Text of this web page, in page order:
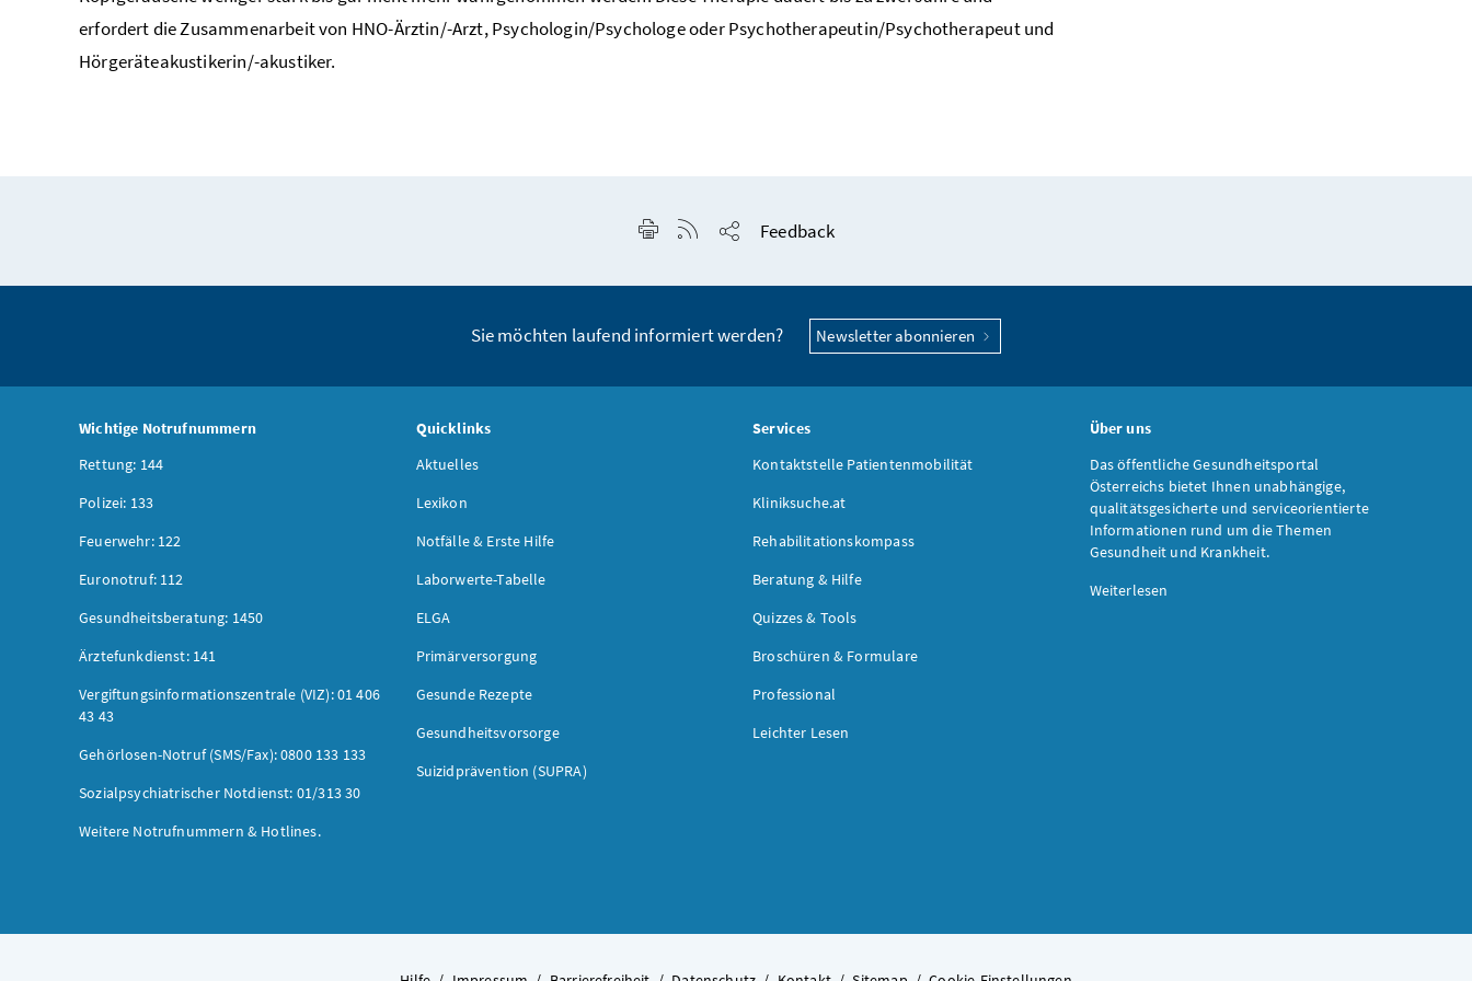
erfordert die Zusammenarbeit von HNO-Ärztin/-Arzt, Psychologin/Psychologe oder Psychotherapeutin/Psychotherapeut und
Hörgeräteakustikerin/-akustiker.
Seite drucken
RSS-Feed anzeigen
Feedback
Sie möchten laufend informiert werden? Newsletter abonnieren
Wichtige Notrufnummern
Rettung: 144
Polizei: 133
Feuerwehr: 122
Euronotruf: 112
Gesundheitsberatung: 1450
Ärztefunkdienst: 141
Vergiftungsinformationszentrale (VIZ): 01 406
43 43
Gehörlosen-Notruf (SMS/Fax): 0800 133 133
Sozialpsychiatrischer Notdienst: 01/313 30
Weitere Notrufnummern & Hotlines.
Quicklinks
Aktuelles
Lexikon
Notfälle & Erste Hilfe
Laborwerte-Tabelle
ELGA
Primärversorgung
Gesunde Rezepte
Gesundheitsvorsorge
Suizidprävention (SUPRA)
Services
Kontaktstelle Patientenmobilität
Kliniksuche.at
Rehabilitationskompass
Beratung & Hilfe
Quizzes & Tools
Broschüren & Formulare
Professional
Leichter Lesen
Über uns
Das öffentliche Gesundheitsportal
Österreichs bietet Ihnen unabhängige,
qualitätsgesicherte und serviceorientierte
Informationen rund um die Themen
Gesundheit und Krankheit.
Weiterlesen